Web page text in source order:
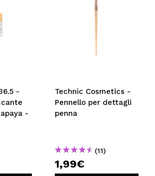
-
-
Technic Cosmetics -
Pennello per dettagli
penna
(11)
1,99€